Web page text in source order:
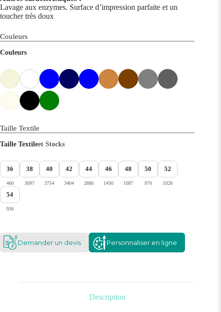
Lavage aux enzymes. Surface d’impression parfaite et un
toucher très doux
Couleurs
Couleurs
Taille Textile
Taille Textileet Stocks
36
460
38
3097
40
3754
42
3404
44
2880
46
1430
48
1087
50
970
52
1028
54
936
Demander un devis Personnaliser en ligne
Description